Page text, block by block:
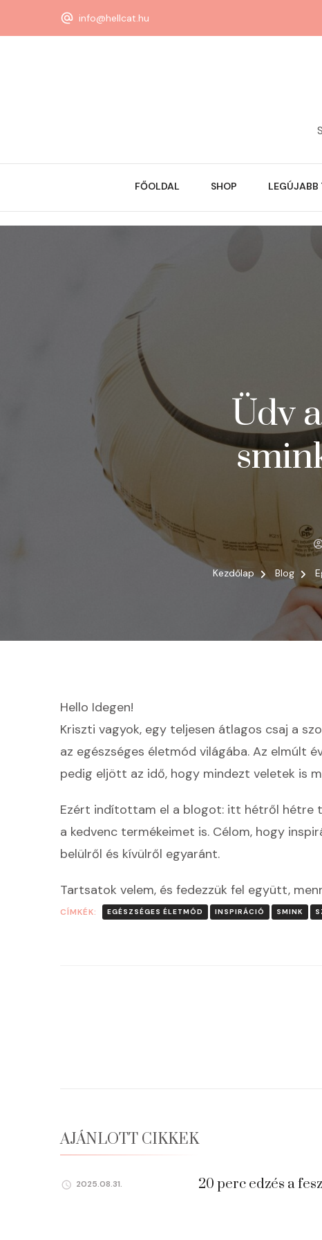
info@hellcat.hu
FŐOLDAL SHOP LEGÚJABB
Üdv
Kezdőlap Blog
Hello Idegen!
Kriszti vagyok, egy teljesen átlagos csaj a
az egészséges életmód világába. Az
pedig eljött az idő, hogy mindezt veletek is
Ezért indítottam el a blogot: itt hétről hétre
a kedvenc termékeimet is. Célom, hogy
belülről és kívülről egyaránt.
Tartsatok velem, és fedezzük fel együtt,
CÍMKÉK: EGÉSZSÉGES ÉLETMÓD INSPIRÁCIÓ SMINK
AJÁNLOTT CIKKEK
2025.08.31. 20 perc edzés a